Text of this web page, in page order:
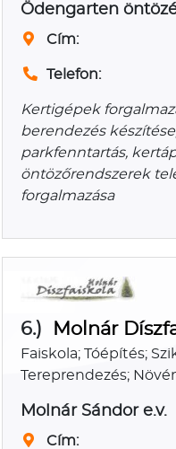
Ödengarten
Cím:
Telefon:
Kertigépek
berendezés
parkfenntartás,
öntözőrendszerek
forgalmazása
6.) Molnár
Faiskola; Tóépítés;
Tereprendezés;
Molnár Sándor e.v.
Cím: